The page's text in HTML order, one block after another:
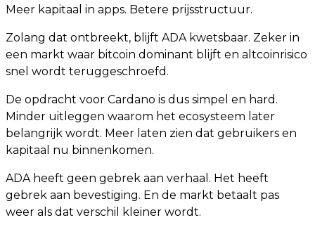
Meer kapitaal in apps. Betere prijsstructuur.
Zolang dat ontbreekt, blijft ADA kwetsbaar. Zeker in
een markt waar bitcoin dominant blijft en altcoinrisico
snel wordt teruggeschroefd.
De opdracht voor Cardano is dus simpel en hard.
Minder uitleggen waarom het ecosysteem later
belangrijk wordt. Meer laten zien dat gebruikers en
kapitaal nu binnenkomen.
ADA heeft geen gebrek aan verhaal. Het heeft
gebrek aan bevestiging. En de markt betaalt pas
weer als dat verschil kleiner wordt.